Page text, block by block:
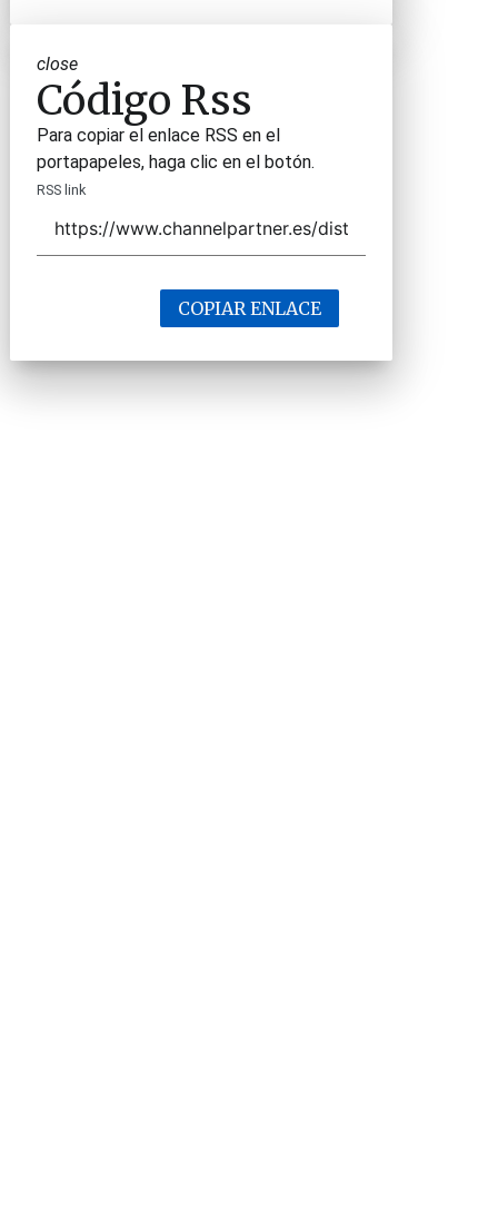
close
Código Rss
Para copiar el enlace RSS en el
portapapeles, haga clic en el botón.
RSS link
COPIAR ENLACE